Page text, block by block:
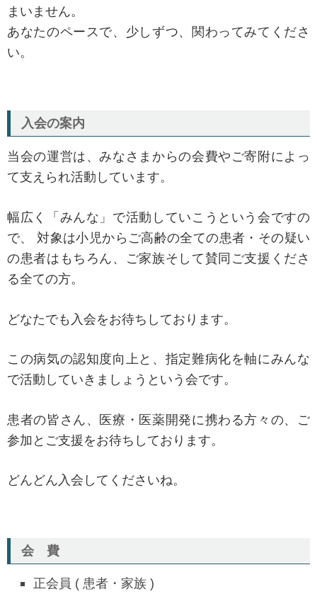
まいません。
あなたのペースで、少しずつ、関わってみてくださ
い。
入会の案内
当会の運営は、みなさまからの会費やご寄附によっ
て支えられ活動しています。
幅広く「みんな」で活動していこうという会ですの
で、 対象は小児からご高齢の全ての患者・その疑い
の患者はもちろん、ご家族そして賛同ご支援くださ
る全ての方。
どなたでも入会をお待ちしております。
この病気の認知度向上と、指定難病化を軸にみんな
で活動していきましょうという会です。
患者の皆さん、医療・医薬開発に携わる方々の、ご
参加とご支援をお待ちしております。
どんどん入会してくださいね。
会 費
正会員 ( 患者・家族 )